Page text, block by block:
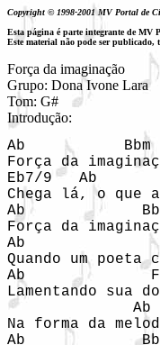
Copyright © 1998-2001 MV Portal de
Esta página é parte integrante de MV
Este material não pode ser publicado,
Força da imaginação
Grupo: Dona Ivone Lara
Tom: G#
Introdução:
Ab           Bbm
Força da
Eb7/9   Ab
Chega lá, o que
Ab
Força da
Ab
Quando um poeta
Ab
Lamentando sua
Ab
Na forma da
Ab